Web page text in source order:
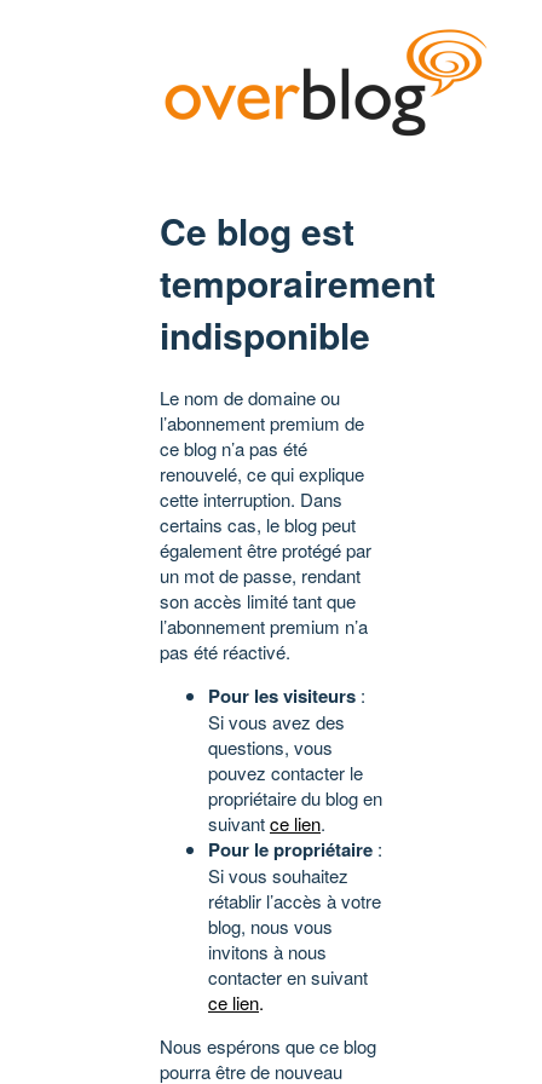
Ce blog est
temporairement
indisponible
Le nom de domaine ou
l’abonnement premium de
ce blog n’a pas été
renouvelé, ce qui explique
cette interruption. Dans
certains cas, le blog peut
également être protégé par
un mot de passe, rendant
son accès limité tant que
l’abonnement premium n’a
pas été réactivé.
Pour les visiteurs :
Si vous avez des
questions, vous
pouvez contacter le
propriétaire du blog en
suivantce lien.
Pour le propriétaire :
Si vous souhaitez
rétablir l’accès à votre
blog, nous vous
invitons à nous
contacter en suivant
ce lien.
Nous espérons que ce blog
pourra être de nouveau